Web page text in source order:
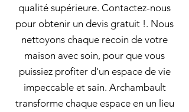
qualité supérieure. Contactez-nous
pour obtenir un devis gratuit !. Nous
nettoyons chaque recoin de votre
maison avec soin, pour que vous
puissiez profiter d'un espace de vie
impeccable et sain. Archambault
transforme chaque espace en un lieu